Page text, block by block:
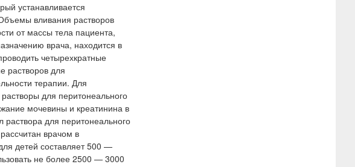
устанавливается
вливания растворов
от массы тела пациента,
врача, находится в
четырехкратные
растворов для
терапии. Для
для перитонеального
мочевины и креатинина в
для перитонеального
врачом в
детей составляет 500 —
не более 2500 — 3000